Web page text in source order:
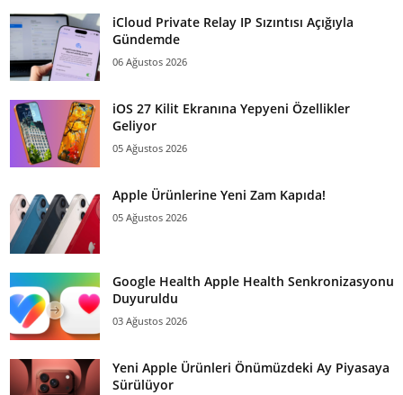
iCloud Private Relay IP Sızıntısı Açığıyla
Gündemde
06 Ağustos 2026
iOS 27 Kilit Ekranına Yepyeni Özellikler
Geliyor
05 Ağustos 2026
Apple Ürünlerine Yeni Zam Kapıda!
05 Ağustos 2026
Google Health Apple Health Senkronizasyonu
Duyuruldu
03 Ağustos 2026
Yeni Apple Ürünleri Önümüzdeki Ay Piyasaya
Sürülüyor